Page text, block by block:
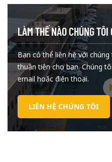
LÀM THẾ NÀO CHÚNG
Bạn có thể liên hệ với
thuận tiện cho bạn. Chúng
email hoặc điện thoại.
LIÊN HỆ CHÚNG TÔI